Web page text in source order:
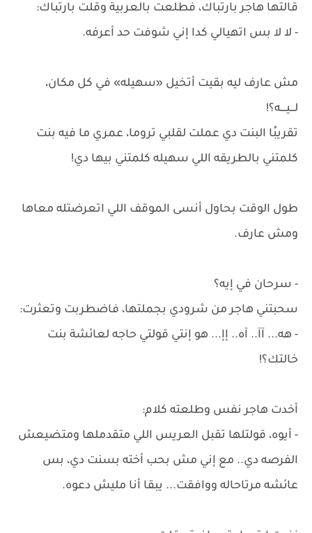
قالتها هاجر بارتباك، فطلعت بالعربية وقلت بارتباك:
- لا لا بس اتهيالي كدا إني شوفت حد أعرفه.
مش عارف ليه بقيت أتخيل «سهيله» في كل مكان،
لـــيــــه؟!
تقريبًا البنت دي عملت لقلبي تروما، عمري ما فيه بنت
كلمتني بالطريقه اللي سهيله كلمتني بيها دي!
طول الوقت بحاول أنسى الموقف اللي اتعرضتله معاها
ومش عارف.
- سرحان في إيه؟
سحبتني هاجر من شرودي بجملتها، فاضطربت وتعثرت:
- هه... آآ.. آه.. إإ... هو إنتي قولتي حاجه لعائشة بنت
خالتك؟!
أخدت هاجر نفس وطلعته كلام:
- أيوه، قولتلها تقبل العريس اللي متقدملها ومتضيعش
الفرصه دي.. مع إني مش بحب أخته بسنت دي، بس
عائشه مرتاحاله ووافقت... يبقا أنا مليش دعوه.